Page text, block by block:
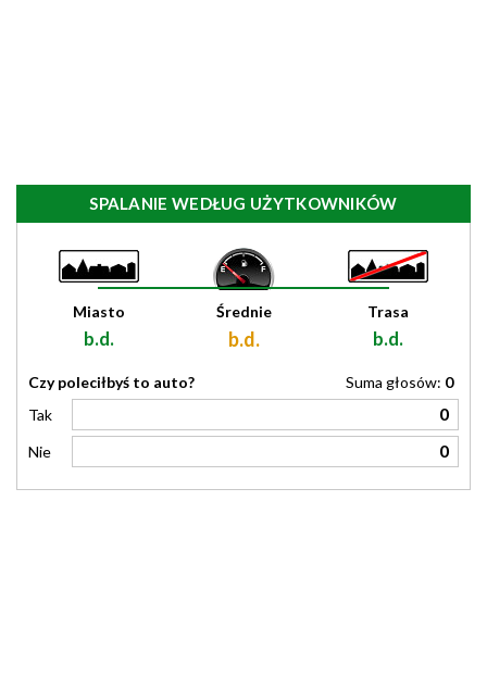
SPALANIE WEDŁUG UŻYTKOWNIKÓW
Miasto
b.d.
Średnie
b.d.
Trasa
b.d.
Czy poleciłbyś to auto? Suma głosów: 0
Tak
0
Nie 0